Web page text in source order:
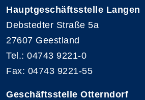
Hauptgeschäftsstelle Langen
Debstedter Straße 5a
27607 Geestland
Tel.: 04743 9221-0
Fax: 04743 9221-55
Geschäftsstelle Otterndorf